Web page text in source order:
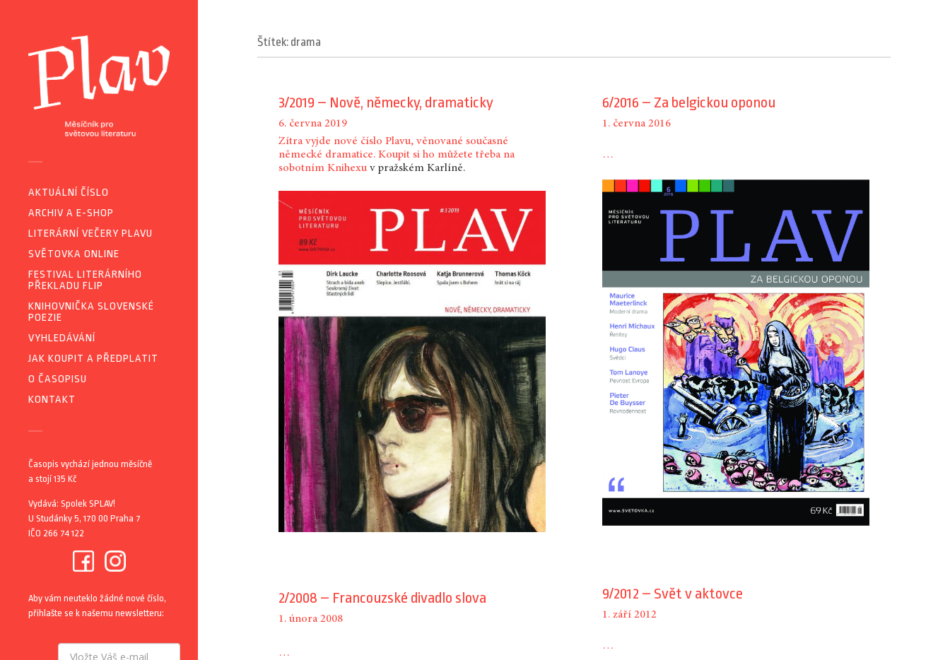
AKTUÁLNÍ ČÍSLO
ARCHIV A E-SHOP
LITERÁRNÍ VEČERY PLAVU
SVĚTOVKA ONLINE
FESTIVAL LITERÁRNÍHO
PŘEKLADU FLIP
KNIHOVNIČKA SLOVENSKÉ
POEZIE
VYHLEDÁVÁNÍ
JAK KOUPIT A PŘEDPLATIT
O ČASOPISU
KONTAKT
Časopis vychází jednou měsíčně
a stojí 135 Kč
Vydává: Spolek SPLAV!
U Studánky 5, 170 00 Praha 7
IČO 266 74 122
Aby vám neuteklo žádné nové číslo,
přihlašte se k našemu newsletteru:
Štítek: drama
3/2019 – Nově, německy, dramaticky
6. června 2019
Zítra vyjde nové číslo Plavu, věnované současné
německé dramatice. Koupit si ho můžete třeba na
sobotnímKnihexu v pražském Karlíně.
6/2016 – Za belgickou oponou
1. června 2016
…
9/2012 – Svět v aktovce
1. září 2012
…
2/2008 – Francouzské divadlo slova
1. února 2008
…